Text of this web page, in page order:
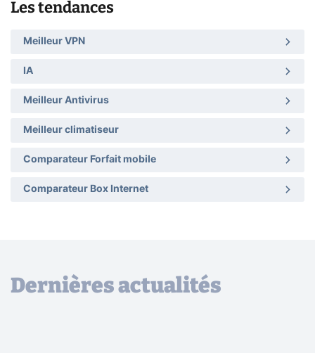
Les tendances
Meilleur VPN
IA
Meilleur Antivirus
Meilleur climatiseur
Comparateur Forfait mobile
Comparateur Box Internet
Dernières actualités